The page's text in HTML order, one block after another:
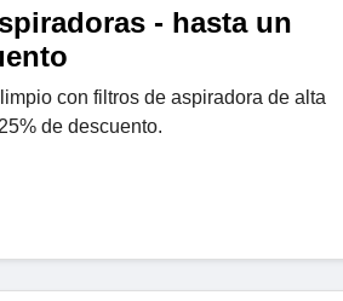
- hasta un
con filtros de aspiradora de alta
de descuento.